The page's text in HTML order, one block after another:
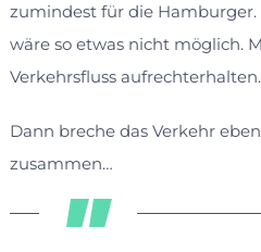
zumindest für die Hamburger.
wäre so etwas nicht möglich.
Verkehrsfluss aufrechterhalten.
Dann breche das Verkehr
zusammen…